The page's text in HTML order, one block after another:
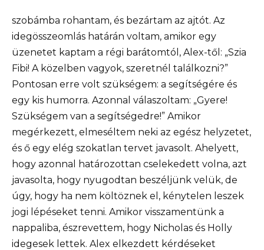
szobámba rohantam, és bezártam az ajtót. Az
idegösszeomlás határán voltam, amikor egy
üzenetet kaptam a régi barátomtól, Alex-től: „Szia
Fibi! A közelben vagyok, szeretnél találkozni?”
Pontosan erre volt szükségem: a segítségére és
egy kis humorra. Azonnal válaszoltam: „Gyere!
Szükségem van a segítségedre!” Amikor
megérkezett, elmeséltem neki az egész helyzetet,
és ő egy elég szokatlan tervet javasolt. Ahelyett,
hogy azonnal határozottan cselekedett volna, azt
javasolta, hogy nyugodtan beszéljünk velük, de
úgy, hogy ha nem költöznek el, kénytelen leszek
jogi lépéseket tenni. Amikor visszamentünk a
nappaliba, észrevettem, hogy Nicholas és Holly
idegesek lettek. Alex elkezdett kérdéseket